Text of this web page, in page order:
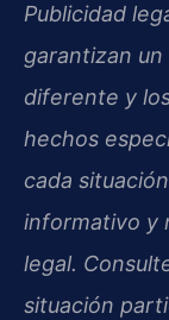
Publicidad
garantizan un
diferente y
hechos
cada
informativo y
legal.
situación